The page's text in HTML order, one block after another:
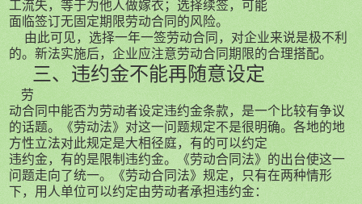
工流失，等于为他人做嫁衣；选择续签，可能
面临签订无固定期限劳动合同的风险。
由此可见，选择一年一签劳动合同，对企业来说是极不利
的。新法实施后，企业应注意劳动合同期限的合理搭配。
三、违约金不能再随意设定
劳
动合同中能否为劳动者设定违约金条款，是一个比较有争议
的话题。《劳动法》对这一问题规定不是很明确。各地的地
方性立法对此规定是大相径庭，有的可以约定
违约金，有的是限制违约金。《劳动合同法》的出台使这一
问题走向了统一。《劳动合同法》规定，只有在两种情形
下，用人单位可以约定由劳动者承担违约金：